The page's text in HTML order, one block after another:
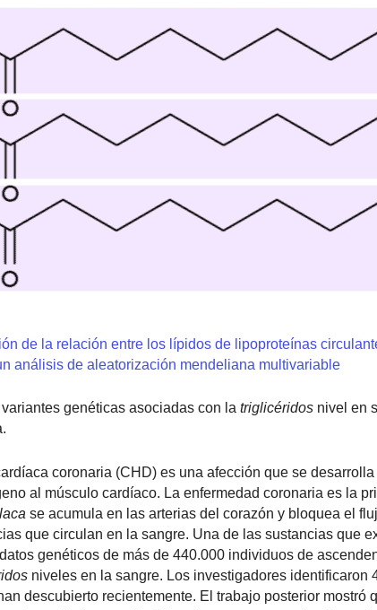
de la relación entre los lípidos de lipoproteínas
análisis de aleatorización mendeliana multivariable
genéticas asociadas con la triglicéridos nivel en
coronaria (CHD) es una afección que se
al músculo cardíaco. La enfermedad coronaria es la
se acumula en las arterias del corazón y bloquea el
que circulan en la sangre. Una de las sustancias que
genéticos de más de 440.000 individuos de
niveles en la sangre. Los investigadores identificaron
descubierto recientemente. El trabajo posterior mostró